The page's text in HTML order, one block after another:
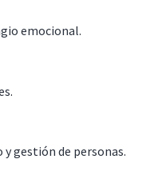
emocional.
gestión de personas.